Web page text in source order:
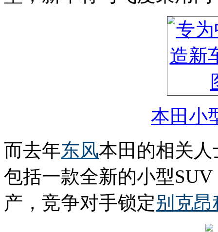
本田小
而去年东风本田的相关
包括一款全新的小型
产，竞争对手锁定别克昂